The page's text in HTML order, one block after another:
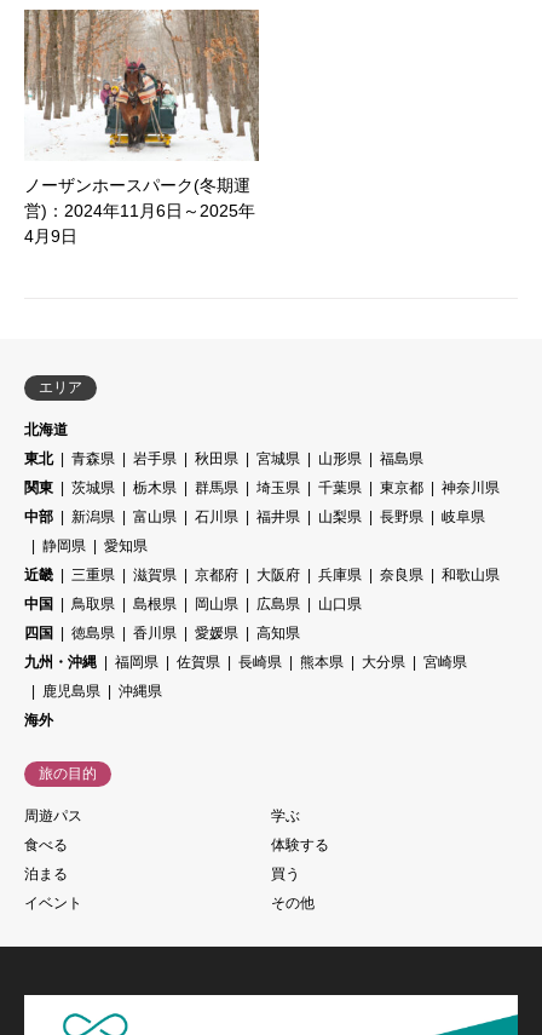
ノーザンホースパーク(冬期運
営)：2024年11月6日～2025年
4月9日
エリア
北海道
東北
青森県 岩手県 秋田県 宮城県 山形県
福島県
関東
茨城県 栃木県 群馬県 埼玉県 千葉県 東京都
神奈川県
中部
新潟県 富山県 石川県 福井県 山梨県 長野県
岐阜県
静岡県
愛知県
近畿
三重県 滋賀県 京都府 大阪府 兵庫県 奈良県
和歌山県
中国
鳥取県 島根県 岡山県 広島県
山口県
四国
徳島県 香川県 愛媛県
高知県
九州・沖縄
福岡県 佐賀県 長崎県 熊本県 大分県
宮崎県
鹿児島県
沖縄県
海外
旅の目的
周遊パス
学ぶ
食べる
体験する
泊まる
買う
イベント
その他